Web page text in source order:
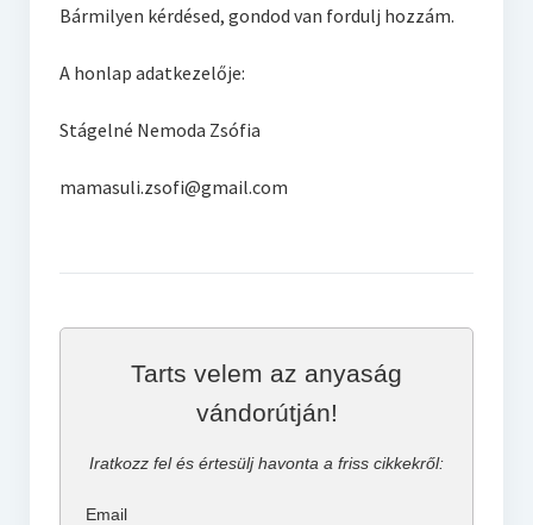
Bármilyen kérdésed, gondod van fordulj hozzám.
A honlap adatkezelője:
Stágelné Nemoda Zsófia
mamasuli.zsofi@gmail.com
Tarts velem az anyaság
vándorútján!
Iratkozz fel és értesülj havonta a friss cikkekről:
Email